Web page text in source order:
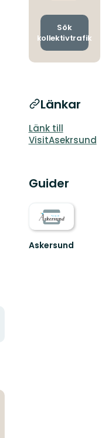
och
Sök
kollektivtrafik
Länkar
Länk till
VisitAsekrsund
Guider
Askersund